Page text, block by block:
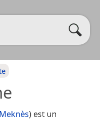
) est un